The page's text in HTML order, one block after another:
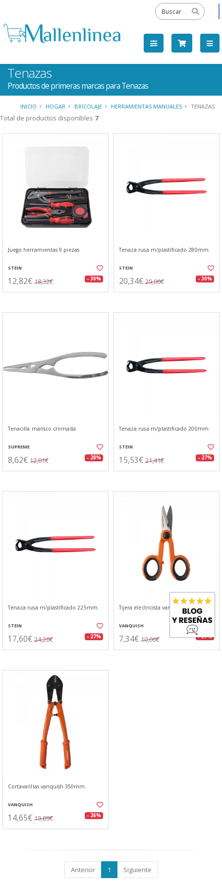
Tenazas
Productos de primeras marcas para Tenazas
INICIO HOGAR BRICOLAJE HERRAMIENTAS MANUALES TENAZAS
Total de productos disponibles 7
Juego herramientas 9 piezas
STEIN
12,82€ 18,32€ - 30%
Tenaza rusa m/plastificado 280mm.
STEIN
20,34€ 29,06€ - 30%
Tenacilla marisco cromada
SUPREME
8,62€ 12,01€ - 28%
Tenaza rusa m/plastificado 200mm.
STEIN
15,53€ 21,41€ - 27%
Tenaza rusa m/plastificado 225mm.
STEIN
17,60€ 24,26€ - 27%
Tijera electricista vanquish 6"
VANQUISH
7,34€ 10,06€ - 27%
Cortavarillas vanquish 350mm.
VANQUISH
14,65€ 19,89€ - 26%
Anterior 1 Siguiente